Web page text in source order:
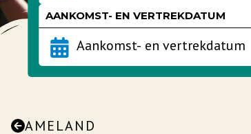
AANKOMST- EN VERTREKDATUM
AMELAND